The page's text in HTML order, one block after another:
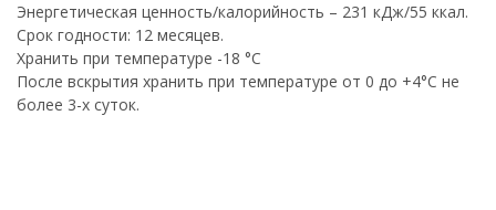
Энергетическая ценность/калорийность – 231 кДж/55 ккал.
Срок годности: 12 месяцев.
Хранить при температуре -18 °C
После вскрытия хранить при температуре от 0 до +4°С не
более 3-х суток.